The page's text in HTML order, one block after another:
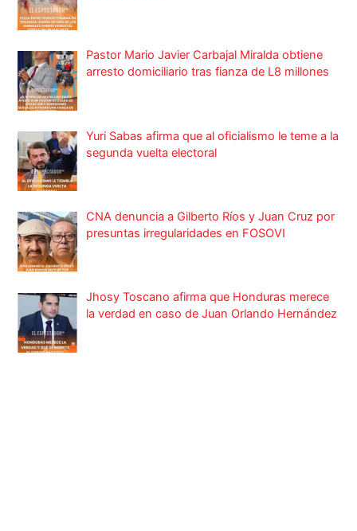
Pastor Mario Javier Carbajal Miralda obtiene
arresto domiciliario tras fianza de L8 millones
Yuri Sabas afirma que al oficialismo le teme a la
segunda vuelta electoral
CNA denuncia a Gilberto Ríos y Juan Cruz por
presuntas irregularidades en FOSOVI
Jhosy Toscano afirma que Honduras merece
la verdad en caso de Juan Orlando Hernández